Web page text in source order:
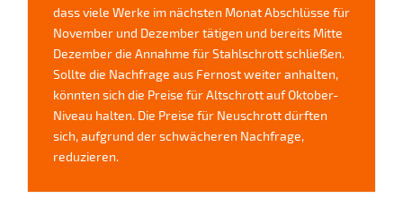
dass viele Werke im nächsten Monat Abschlüsse für
November und Dezember tätigen und bereits Mitte
Dezember die Annahme für Stahlschrott schließen.
Sollte die Nachfrage aus Fernost weiter anhalten,
könnten sich die Preise für Altschrott auf Oktober-
Niveau halten. Die Preise für Neuschrott dürften
sich, aufgrund der schwächeren Nachfrage,
reduzieren.